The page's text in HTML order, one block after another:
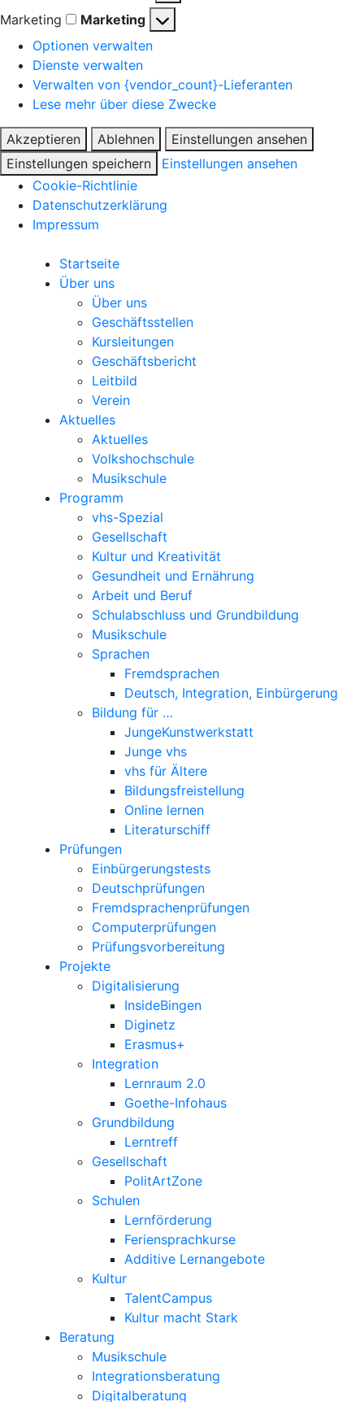
Marketing
Marketing
Optionen verwalten
Dienste verwalten
Verwalten von {vendor_count}-Lieferanten
Lese mehr über diese Zwecke
Akzeptieren Ablehnen
Einstellungen ansehen
Einstellungen speichern
Einstellungen ansehen
Cookie-Richtlinie
Datenschutzerklärung
Impressum
Startseite
Über uns
Über uns
Geschäftsstellen
Kursleitungen
Geschäftsbericht
Leitbild
Verein
Aktuelles
Aktuelles
Volkshochschule
Musikschule
Programm
vhs-Spezial
Gesellschaft
Kultur und Kreativität
Gesundheit und Ernährung
Arbeit und Beruf
Schulabschluss und Grundbildung
Musikschule
Sprachen
Fremdsprachen
Deutsch, Integration, Einbürgerung
Bildung für …
JungeKunstwerkstatt
Junge vhs
vhs für Ältere
Bildungsfreistellung
Online lernen
Literaturschiff
Prüfungen
Einbürgerungstests
Deutschprüfungen
Fremdsprachenprüfungen
Computerprüfungen
Prüfungsvorbereitung
Projekte
Digitalisierung
InsideBingen
Diginetz
Erasmus+
Integration
Lernraum 2.0
Goethe-Infohaus
Grundbildung
Lerntreff
Gesellschaft
PolitArtZone
Schulen
Lernförderung
Feriensprachkurse
Additive Lernangebote
Kultur
TalentCampus
Kultur macht Stark
Beratung
Musikschule
Integrationsberatung
Digitalberatung